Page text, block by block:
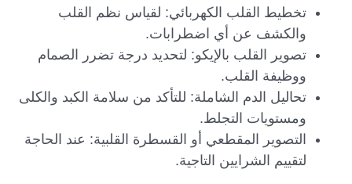
تخطيط القلب الكهربائي: لقياس نظم القلب
والكشف عن أي اضطرابات.
تصوير القلب بالإيكو: لتحديد درجة تضرر الصمام
ووظيفة القلب.
تحاليل الدم الشاملة: للتأكد من سلامة الكبد والكلى
ومستويات التجلط.
التصوير المقطعي أو القسطرة القلبية: عند الحاجة
لتقييم الشرايين التاجية.